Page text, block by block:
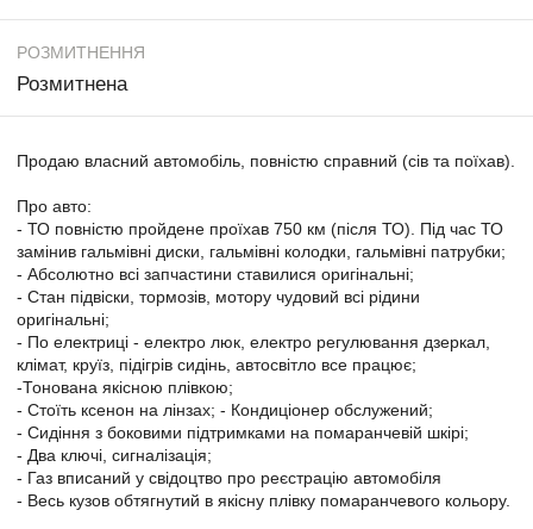
РОЗМИТНЕННЯ
Розмитнена
Продаю власний автомобіль, повністю справний (сів та поїхав).
Про авто:
- ТО повністю пройдене проїхав 750 км (після ТО). Під час ТО
замінив гальмівні диски, гальмівні колодки, гальмівні патрубки;
- Абсолютно всі запчастини ставилися оригінальні;
- Стан підвіски, тормозів, мотору чудовий всі рідини
оригінальні;
- По електриці - електро люк, електро регулювання дзеркал,
клімат, круїз, підігрів сидінь, автосвітло все працює;
-Тонована якісною плівкою;
- Стоїть ксенон на лінзах; - Кондиціонер обслужений;
- Сидіння з боковими підтримками на помаранчевій шкірі;
- Два ключі, сигналізація;
- Газ вписаний у свідоцтво про реєстрацію автомобіля
- Весь кузов обтягнутий в якісну плівку помаранчевого кольору.